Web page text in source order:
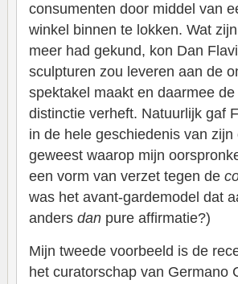
consumenten door middel van
winkel binnen te lokken. Wat
meer had gekund, kon Dan
sculpturen zou leveren aan de
spektakel maakt en daarmee
distinctie verheft. Natuurlijk gaf
in de hele geschiedenis van
geweest waarop mijn
een vorm van verzet tegen de
was het avant-gardemodel dat
anders dan pure affirmatie?)
Mijn tweede voorbeeld is de
het curatorschap van Germano